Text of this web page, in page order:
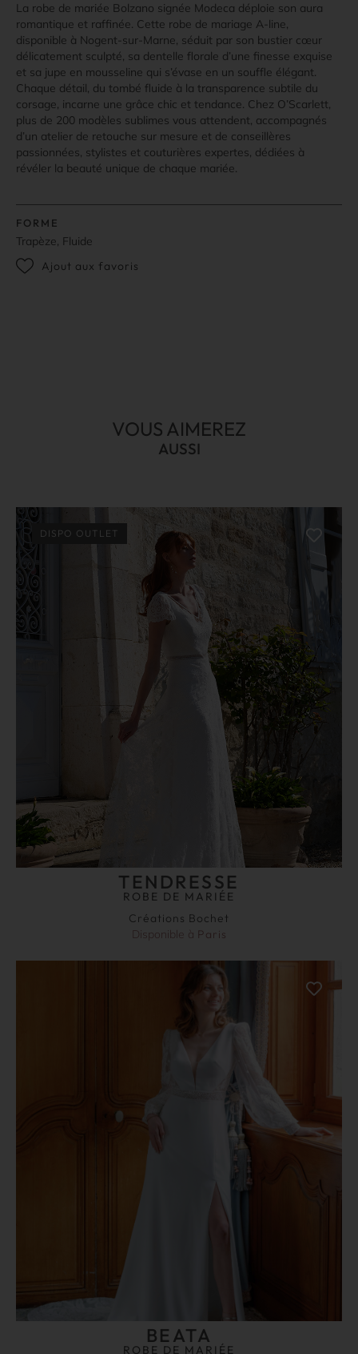
La robe de mariée Bolzano signée Modeca déploie son aura
romantique et raffinée. Cette robe de mariage A-line,
disponible à Nogent-sur-Marne, séduit par son bustier cœur
délicatement sculpté, sa dentelle florale d’une finesse exquise
et sa jupe en mousseline qui s’évase en un souffle élégant.
Chaque détail, du tombé fluide à la transparence subtile du
corsage, incarne une grâce chic et tendance. Chez O’Scarlett,
plus de 200 modèles sublimes vous attendent, accompagnés
d’un atelier de retouche sur mesure et de conseillères
passionnées, stylistes et couturières expertes, dédiées à
révéler la beauté unique de chaque mariée.
FORME
Trapèze, Fluide
Ajout aux favoris
VOUS AIMEREZ
AUSSI
DISPO OUTLET
TENDRESSE
ROBE DE MARIÉE
Créations Bochet
Disponible à Paris
BEATA
ROBE DE MARIÉE